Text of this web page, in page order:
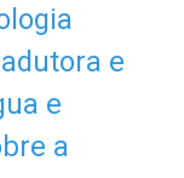
e
e
a